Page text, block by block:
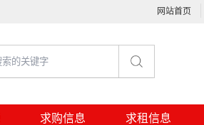
网站首页
求购信息 求租信息